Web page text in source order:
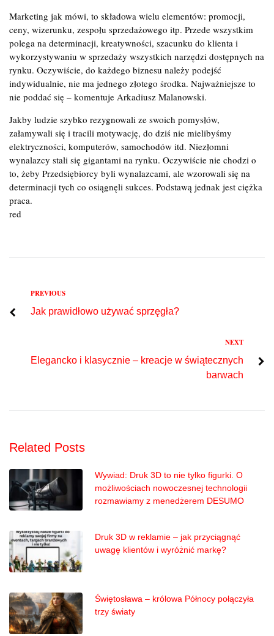
Marketing jak mówi, to składowa wielu elementów: promocji,
ceny, wizerunku, zespołu sprzedażowego itp. Przede wszystkim
polega na determinacji, kreatywności, szacunku do klienta i
wykorzystywaniu w sprzedaży wszystkich narzędzi dostępnych na
rynku. Oczywiście, do każdego biznesu należy podejść
indywidualnie, nie ma jednego złotego środka. Najważniejsze to
nie poddać się – komentuje Arkadiusz Malanowski.
Jakby ludzie szybko rezygnowali ze swoich pomysłów,
załamywali się i tracili motywację, do dziś nie mielibyśmy
elektryczności, komputerów, samochodów itd. Niezłomni
wynalazcy stali się gigantami na rynku. Oczywiście nie chodzi o
to, żeby Przedsiębiorcy byli wynalazcami, ale wzorowali się na
determinacji tych co osiągnęli sukces. Podstawą jednak jest ciężka
praca.
red
Nawigacja
wpisu
Previous
PREVIOUS
Jak prawidłowo używać sprzęgła?
NEXT
Elegancko i klasycznie – kreacje w świątecznych
barwach
Related Posts
Wywiad: Druk 3D to nie tylko figurki. O
możliwościach nowoczesnej technologii
rozmawiamy z menedżerem DESUMO
Druk 3D w reklamie – jak przyciągnąć
uwagę klientów i wyróżnić markę?
Świętosława – królowa Północy połączyła
trzy światy